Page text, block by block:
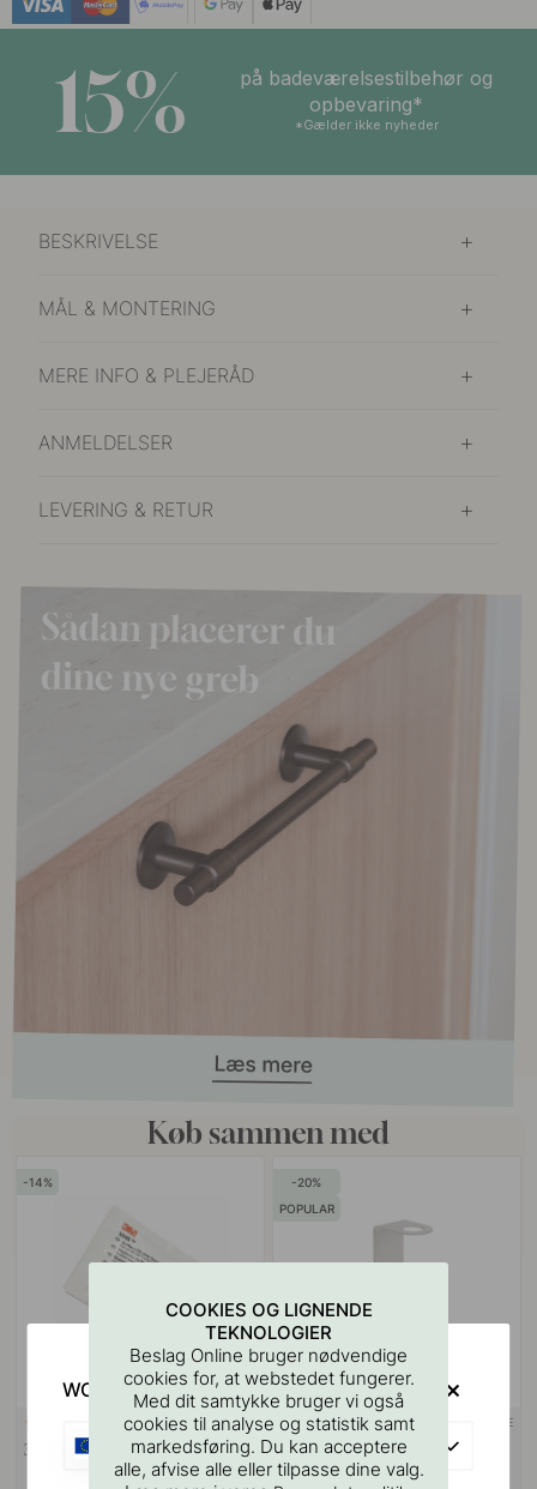
15%
på badeværelsestilbehør og
opbevaring*
*Gælder ikke nyheder
BESKRIVELSE
MÅL & MONTERING
MERE INFO & PLEJERÅD
ANMELDELSER
LEVERING & RETUR
Køb sammen med
14
3M Overfladerengøringsserviet
20
POPULAR
62 3M-TAPE
Base Sæbe Pumpeholder -
Børstet Rustfrit Stål
COOKIES OG LIGNENDE
TEKNOLOGIER
Beslag Online bruger nødvendige
cookies for, at webstedet fungerer.
Med dit samtykke bruger vi også
cookies til analyse og statistik samt
markedsføring. Du kan acceptere
alle, afvise alle eller tilpasse dine valg.
WOULD YOU RATHER VISIT?
EU